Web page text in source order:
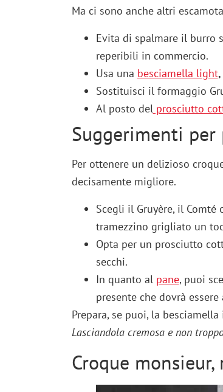
Ma ci sono anche altri
Evita di spalmare il burro
reperibili in commercio.
Usa una besciamella light,
Sostituisci il formaggio
Al posto delprosciutto
Suggerimenti
Per ottenere un delizioso
decisamente migliore.
Scegli il Gruyère, il Comté
tramezzino grigliato un
Opta per un prosciutto
secchi.
In quanto al pane, puoi
presente che dovrà
Prepara, se puoi, la
Lasciandola cremosa e non
Croque